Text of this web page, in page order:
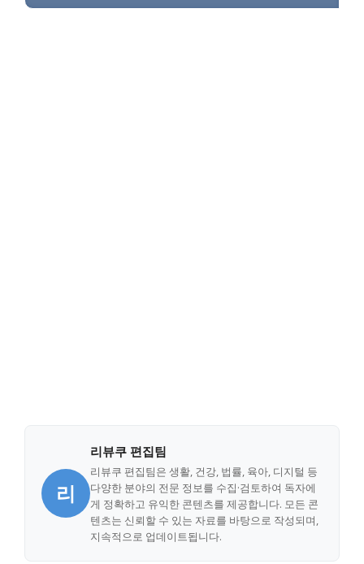
리
리뷰쿠 편집팀
리뷰쿠 편집팀은 생활, 건강, 법률, 육아, 디지털 등
다양한 분야의 전문 정보를 수집·검토하여 독자에
게 정확하고 유익한 콘텐츠를 제공합니다. 모든 콘
텐츠는 신뢰할 수 있는 자료를 바탕으로 작성되며,
지속적으로 업데이트됩니다.